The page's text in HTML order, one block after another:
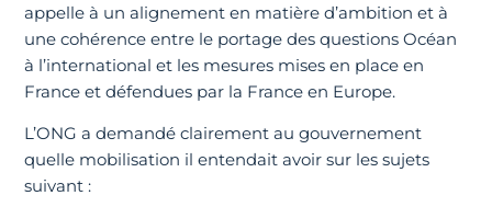
appelle à un alignement en matière d’ambition et à
une cohérence entre le portage des questions Océan
à l’international et les mesures mises en place en
France et défendues par la France en Europe.
L’ONG a demandé clairement au gouvernement
quelle mobilisation il entendait avoir sur les sujets
suivant :